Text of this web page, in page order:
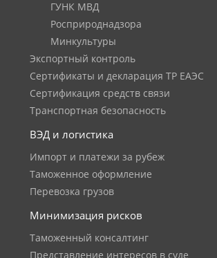
ГУНК МВД
Росприроднадзора
Минкультуры
Экспортный контроль
Сертификаты и декларация ТР ЕАЭС
Сертификация средств связи
Транспортная безопасность
ВЭД и логистика
Импорт и платежи за рубеж
Таможенное оформление
Перевозка грузов
Минимизация рисков
Таможенный консалтинг